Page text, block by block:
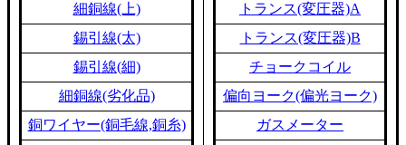
細銅線(上)
錫引線(太)
錫引線(細)
細銅線(劣化品)
銅ワイヤー(銅毛線,銅糸)
トランス(変圧器)A
トランス(変圧器)B
チョークコイル
偏向ヨーク(偏光ヨーク)
ガスメーター